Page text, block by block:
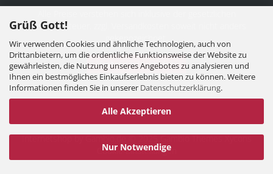
Grüß Gott!
Wir verwenden Cookies und ähnliche Technologien, auch von
Drittanbietern, um die ordentliche Funktionsweise der Website zu
gewährleisten, die Nutzung unseres Angebotes zu analysieren und
Ihnen ein bestmögliches Einkaufserlebnis bieten zu können. Weitere
Informationen finden Sie in unserer Datenschutzerklärung.
Alle Akzeptieren
Nur Notwendige
Mehrwertsteuer, zzgl.
gekennzeichnet.
Vertrag widerrufen
Internetshopby Gambio.de © 2025 Gambio ThemesXycons
Cookie Einstellungen